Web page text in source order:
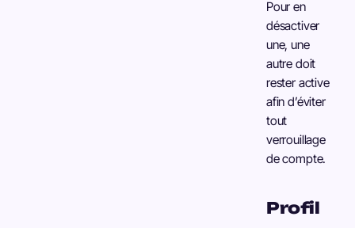
Pour en
désactiver
une, une
autre doit
rester active
afin d’éviter
tout
verrouillage
de compte.
Profil